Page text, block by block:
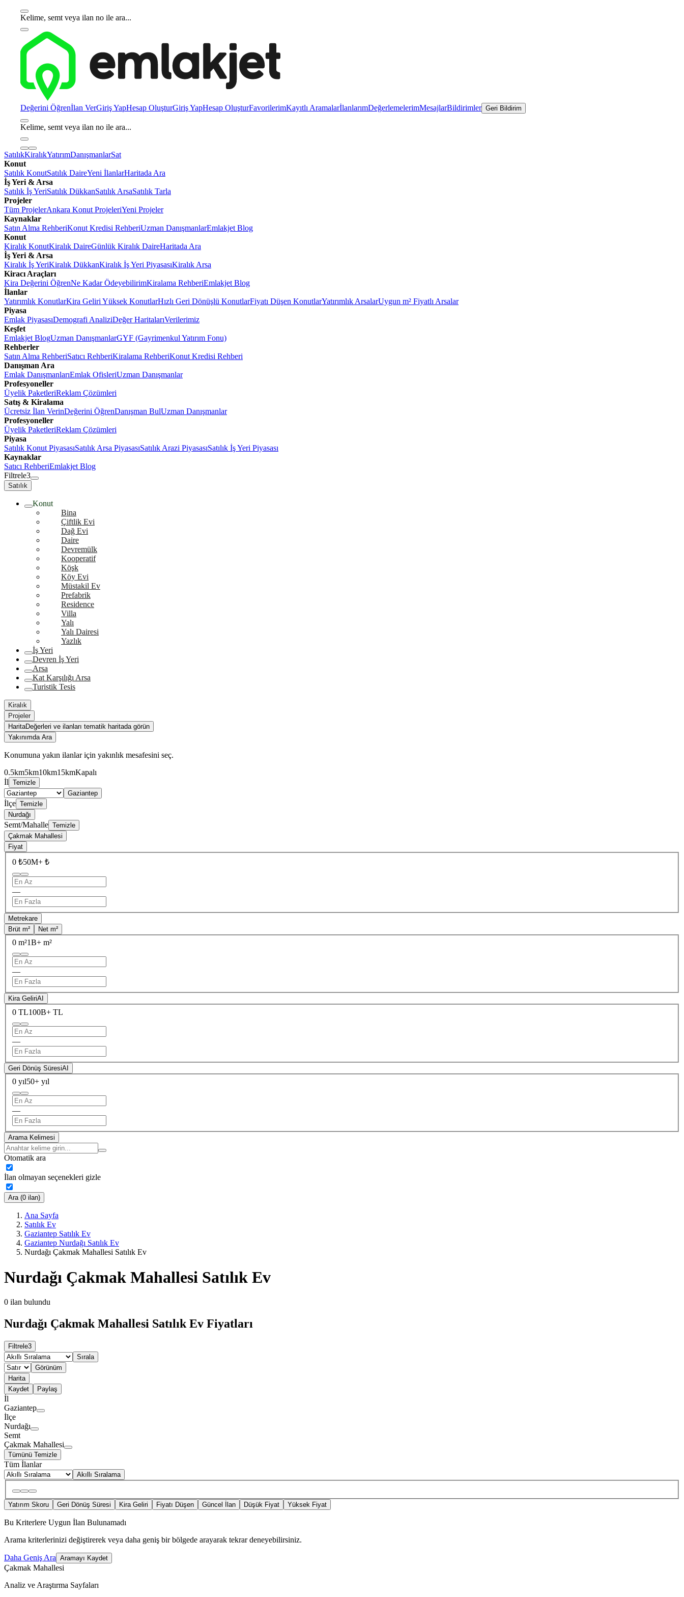
Kelime, semt veya ilan no ile ara...
Değerini Öğrenİlan VerGiriş YapHesap OluşturGiriş YapHesap OluşturFavorilerimKayıtlı AramalarİlanlarımDeğerlemelerimMesajlarBildirimler Geri Bildirim
Kelime, semt veya ilan no ile ara...
SatılıkKiralıkYatırımDanışmanlarSat
Konut
Satılık KonutSatılık DaireYeni İlanlarHaritada Ara
İş Yeri & Arsa
Satılık İş YeriSatılık DükkanSatılık ArsaSatılık Tarla
Projeler
Tüm ProjelerAnkara Konut ProjeleriYeni Projeler
Kaynaklar
Satın Alma RehberiKonut Kredisi RehberiUzman DanışmanlarEmlakjet Blog
Konut
Kiralık KonutKiralık DaireGünlük Kiralık DaireHaritada Ara
İş Yeri & Arsa
Kiralık İş YeriKiralık DükkanKiralık İş Yeri PiyasasıKiralık Arsa
Kiracı Araçları
Kira Değerini ÖğrenNe Kadar ÖdeyebilirimKiralama RehberiEmlakjet Blog
İlanlar
Yatırımlık KonutlarKira Geliri Yüksek KonutlarHızlı Geri Dönüşlü KonutlarFiyatı Düşen KonutlarYatırımlık ArsalarUygun m² Fiyatlı Arsalar
Piyasa
Emlak PiyasasıDemografi AnaliziDeğer HaritalarıVerilerimiz
Keşfet
Emlakjet BlogUzman DanışmanlarGYF (Gayrimenkul Yatırım Fonu)
Rehberler
Satın Alma RehberiSatıcı RehberiKiralama RehberiKonut Kredisi Rehberi
Danışman Ara
Emlak DanışmanlarıEmlak OfisleriUzman Danışmanlar
Profesyoneller
Üyelik PaketleriReklam Çözümleri
Satış & Kiralama
Ücretsiz İlan VerinDeğerini ÖğrenDanışman BulUzman Danışmanlar
Profesyoneller
Üyelik PaketleriReklam Çözümleri
Piyasa
Satılık Konut PiyasasıSatılık Arsa PiyasasıSatılık Arazi PiyasasıSatılık İş Yeri Piyasası
Kaynaklar
Satıcı RehberiEmlakjet Blog
Filtrele3
Satılık
Konut
Bina
Çiftlik Evi
Dağ Evi
Daire
Devremülk
Kooperatif
Köşk
Köy Evi
Müstakil Ev
Prefabrik
Residence
Villa
Yalı
Yalı Dairesi
Yazlık
İş Yeri
Devren İş Yeri
Arsa
Kat Karşılığı Arsa
Turistik Tesis
Kiralık
Projeler
HaritaDeğerleri ve ilanları tematik haritada görün
Yakınımda Ara
Konumuna yakın ilanlar için yakınlık mesafesini seç.
0.5km5km10km15kmKapalı
İl Temizle
Gaziantep
İlçe Temizle
Nurdağı
Semt/Mahalle Temizle
Çakmak Mahallesi
Fiyat
0 ₺50M+ ₺
—
Metrekare
Brüt m²
Net m²
0 m²1B+ m²
—
Kira GeliriAI
0 TL100B+ TL
—
Geri Dönüş SüresiAI
0 yıl50+ yıl
—
Arama Kelimesi
Otomatik ara
İlan olmayan seçenekleri gizle
Ara (0 ilan)
Ana Sayfa
Satılık Ev
Gaziantep Satılık Ev
Gaziantep Nurdağı Satılık Ev
Nurdağı Çakmak Mahallesi Satılık Ev
Nurdağı Çakmak Mahallesi Satılık Ev
0 ilan bulundu
Nurdağı Çakmak Mahallesi Satılık Ev Fiyatları
Filtrele3
Sırala
Görünüm
Harita
Kaydet
Paylaş
İl
Gaziantep
İlçe
Nurdağı
Semt
Çakmak Mahallesi
Tümünü Temizle
Tüm İlanlar
Akıllı Sıralama
Yatırım Skoru Geri Dönüş Süresi Kira Geliri Fiyatı Düşen Güncel İlan Düşük Fiyat Yüksek Fiyat
Bu Kriterlere Uygun İlan Bulunamadı
Arama kriterlerinizi değiştirerek veya daha geniş bir bölgede arayarak tekrar deneyebilirsiniz.
Daha Geniş Ara Aramayı Kaydet
Çakmak Mahallesi
Analiz ve Araştırma Sayfaları